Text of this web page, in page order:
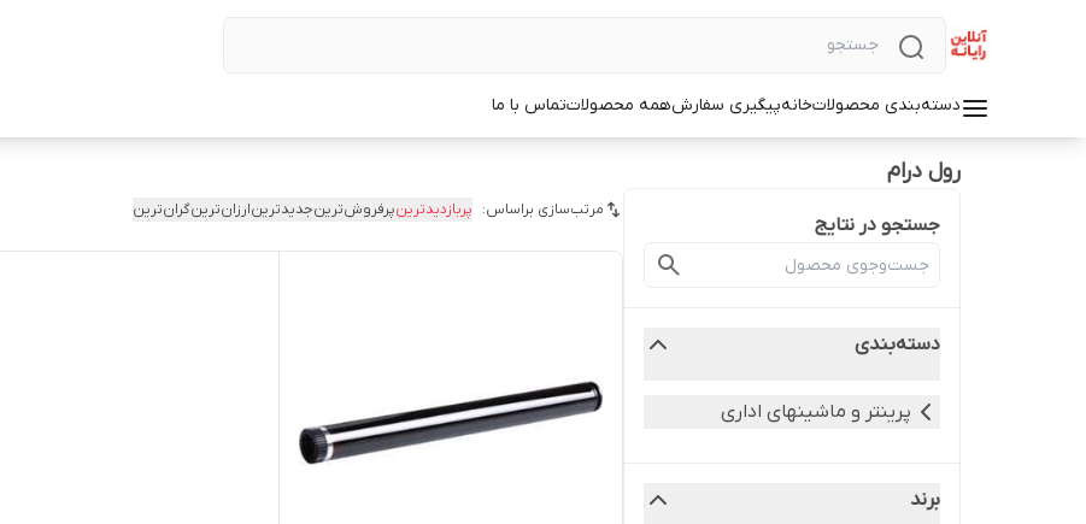
دسته‌بندی محصولاتخانهپیگیری سفارشهمه محصولاتتماس با ما
رول درام
جستجو در نتایج
دسته‌بندی
پرینتر و ماشینهای اداری
برند
مرتب‌سازی براساس: پربازدیدترینپرفروش‌ترینجدیدترینارزان‌ترینگران‌ترین